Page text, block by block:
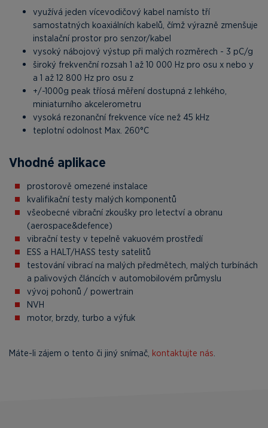
využívá jeden vícevodičový kabel namísto tří
samostatných koaxiálních kabelů, čímž výrazně zmenšuje
instalační prostor pro senzor/kabel
vysoký nábojový výstup při malých rozměrech - 3 pC/g
široký frekvenční rozsah 1 až 10 000 Hz pro osu x nebo y
a 1 až 12 800 Hz pro osu z
+/-1000g peak tříosá měření dostupná z lehkého,
miniaturního akcelerometru
vysoká rezonanční frekvence více než 45 kHz
teplotní odolnost Max. 260°C
Vhodné aplikace
prostorově omezené instalace
kvalifikační testy malých komponentů
všeobecné vibrační zkoušky pro letectví a obranu
(aerospace&defence)
vibrační testy v tepelně vakuovém prostředí
ESS a HALT/HASS testy satelitů
testování vibrací na malých předmětech, malých turbínách
a palivových článcích v automobilovém průmyslu
vývoj pohonů / powertrain
NVH
motor, brzdy, turbo a výfuk
Máte-li zájem o tento či jiný snímač, kontaktujte nás